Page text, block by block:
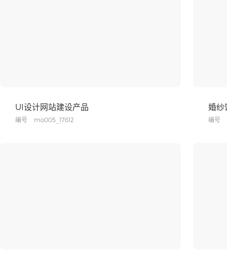
UI设计网站建设产品
编号 mo005_17612
婚纱
编号